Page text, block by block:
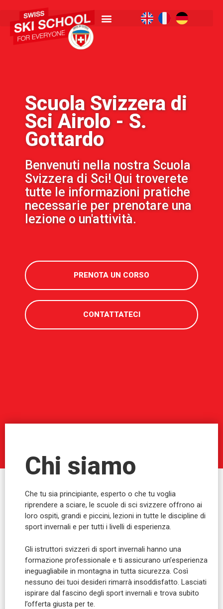
Scuola Svizzera di
Sci Airolo - S.
Gottardo
Benvenuti nella nostra Scuola
Svizzera di Sci! Qui troverete
tutte le informazioni pratiche
necessarie per prenotare una
lezione o un'attività.
PRENOTA UN CORSO
CONTATTATECI
Chi siamo
Che tu sia principiante, esperto o che tu voglia
riprendere a sciare, le scuole di sci svizzere offrono ai
loro ospiti, grandi e piccini, lezioni in tutte le discipline di
sport invernali e per tutti i livelli di esperienza.
Gli istruttori svizzeri di sport invernali hanno una
formazione professionale e ti assicurano un’esperienza
ineguagliabile in montagna in tutta sicurezza. Così
nessuno dei tuoi desideri rimarrà insoddisfatto. Lasciati
ispirare dal fascino degli sport invernali e trova subito
l’offerta giusta per te.